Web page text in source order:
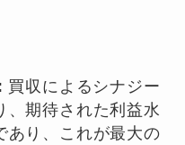
買収によるシナジー
、期待された利益水
あり、これが最大の